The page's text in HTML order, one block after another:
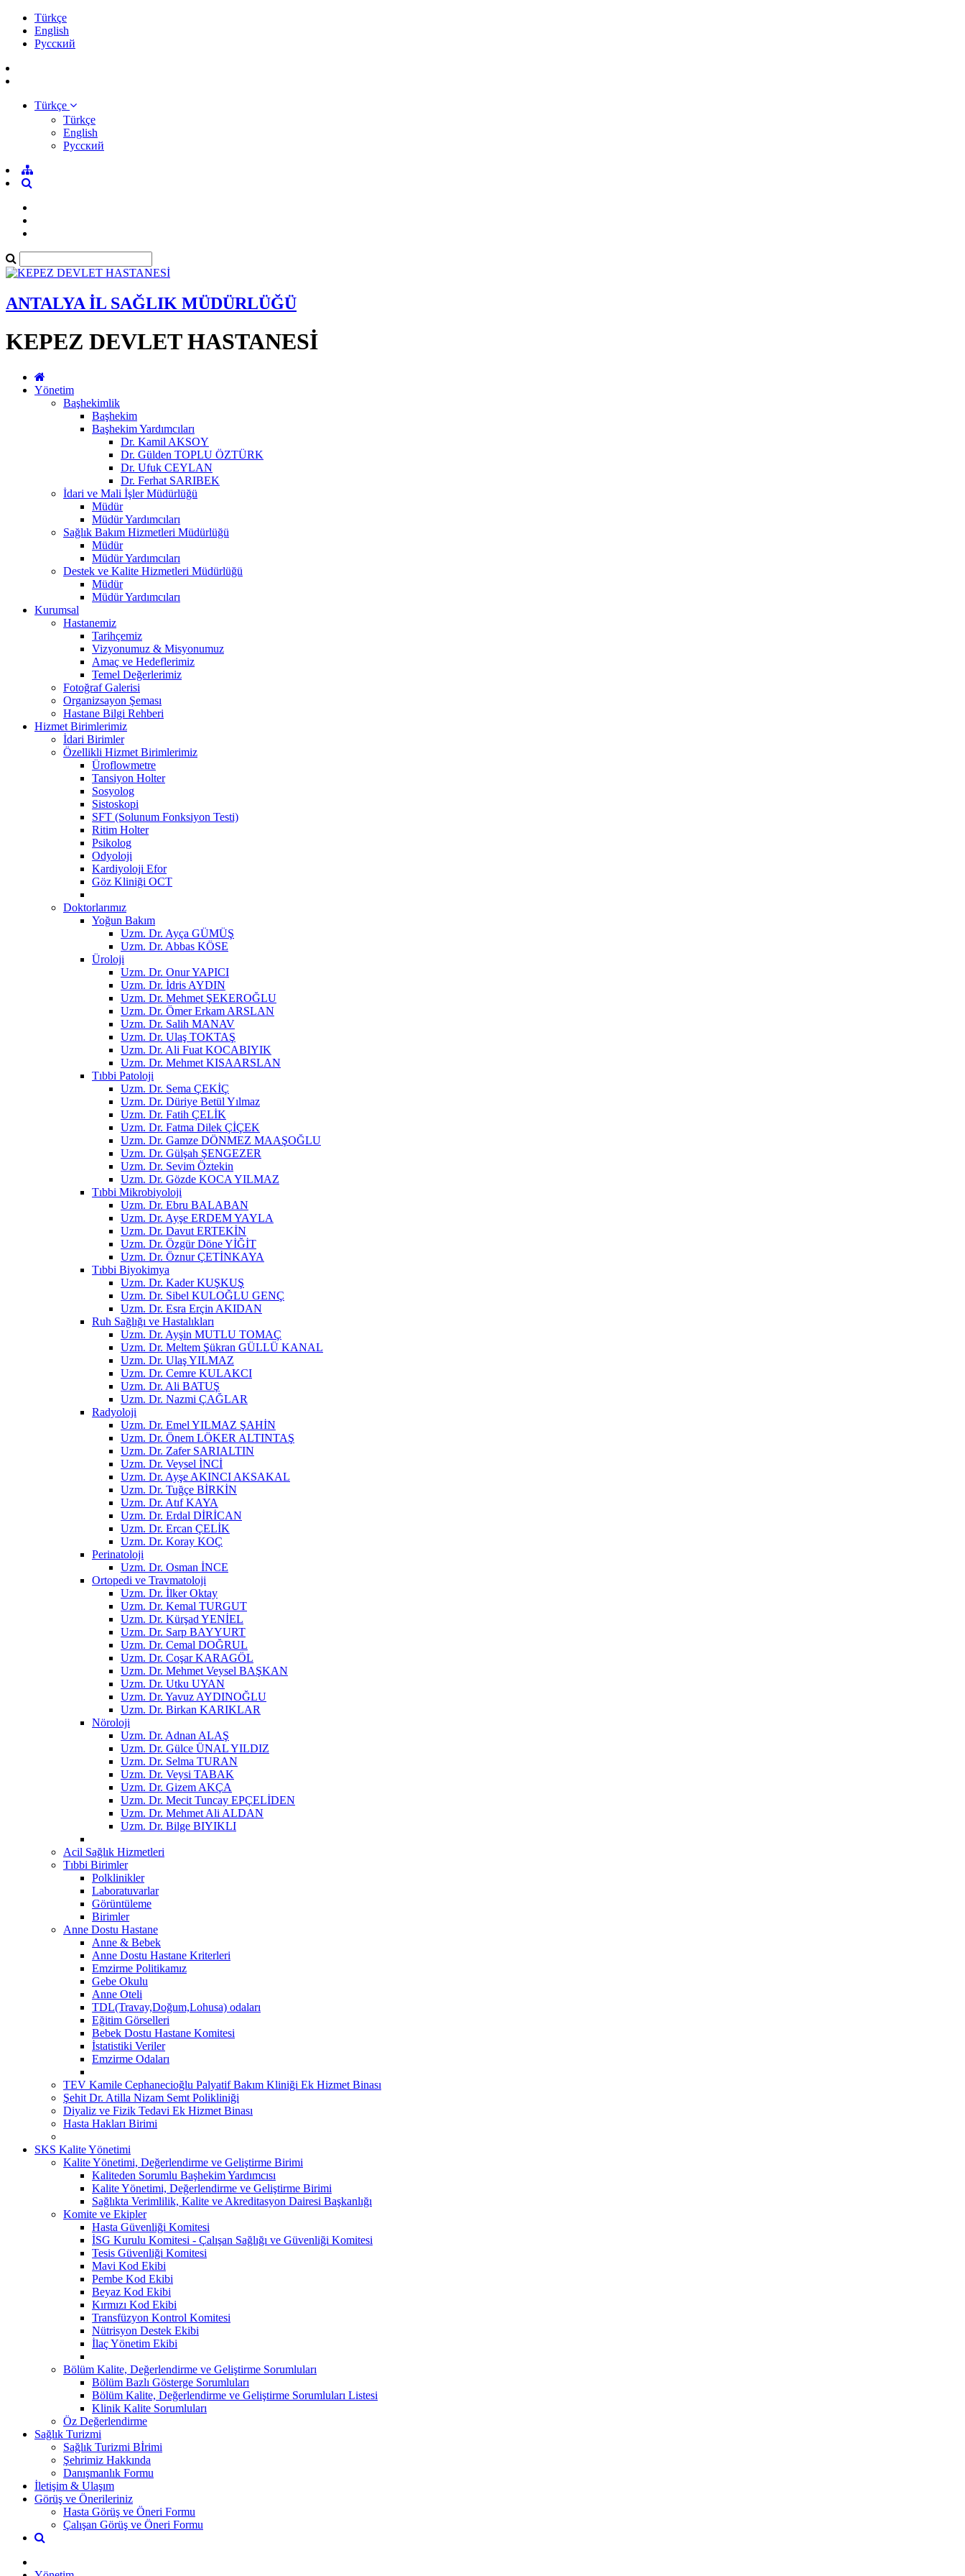
Türkçe
English
Pусский
Türkçe
Türkçe
English
Pусский
ANTALYA İL SAĞLIK MÜDÜRLÜĞÜ
KEPEZ DEVLET HASTANESİ
Yönetim
Başhekimlik
Başhekim
Başhekim Yardımcıları
Dr. Kamil AKSOY
Dr. Gülden TOPLU ÖZTÜRK
Dr. Ufuk CEYLAN
Dr. Ferhat SARIBEK
İdari ve Mali İşler Müdürlüğü
Müdür
Müdür Yardımcıları
Sağlık Bakım Hizmetleri Müdürlüğü
Müdür
Müdür Yardımcıları
Destek ve Kalite Hizmetleri Müdürlüğü
Müdür
Müdür Yardımcıları
Kurumsal
Hastanemiz
Tarihçemiz
Vizyonumuz & Misyonumuz
Amaç ve Hedeflerimiz
Temel Değerlerimiz
Fotoğraf Galerisi
Organizsayon Şeması
Hastane Bilgi Rehberi
Hizmet Birimlerimiz
İdari Birimler
Özellikli Hizmet Birimlerimiz
Üroflowmetre
Tansiyon Holter
Sosyolog
Sistoskopi
SFT (Solunum Fonksiyon Testi)
Ritim Holter
Psikolog
Odyoloji
Kardiyoloji Efor
Göz Kliniği OCT
Doktorlarımız
Yoğun Bakım
Uzm. Dr. Ayça GÜMÜŞ
Uzm. Dr. Abbas KÖSE
Üroloji
Uzm. Dr. Onur YAPICI
Uzm. Dr. İdris AYDIN
Uzm. Dr. Mehmet ŞEKEROĞLU
Uzm. Dr. Ömer Erkam ARSLAN
Uzm. Dr. Salih MANAV
Uzm. Dr. Ulaş TOKTAŞ
Uzm. Dr. Ali Fuat KOCABIYIK
Uzm. Dr. Mehmet KISAARSLAN
Tıbbi Patoloji
Uzm. Dr. Sema ÇEKİÇ
Uzm. Dr. Düriye Betül Yılmaz
Uzm. Dr. Fatih ÇELİK
Uzm. Dr. Fatma Dilek ÇİÇEK
Uzm. Dr. Gamze DÖNMEZ MAAŞOĞLU
Uzm. Dr. Gülşah ŞENGEZER
Uzm. Dr. Sevim Öztekin
Uzm. Dr. Gözde KOCA YILMAZ
Tıbbi Mikrobiyoloji
Uzm. Dr. Ebru BALABAN
Uzm. Dr. Ayşe ERDEM YAYLA
Uzm. Dr. Davut ERTEKİN
Uzm. Dr. Özgür Döne YİĞİT
Uzm. Dr. Öznur ÇETİNKAYA
Tıbbi Biyokimya
Uzm. Dr. Kader KUŞKUŞ
Uzm. Dr. Sibel KULOĞLU GENÇ
Uzm. Dr. Esra Erçin AKIDAN
Ruh Sağlığı ve Hastalıkları
Uzm. Dr. Ayşin MUTLU TOMAÇ
Uzm. Dr. Meltem Şükran GÜLLÜ KANAL
Uzm. Dr. Ulaş YILMAZ
Uzm. Dr. Cemre KULAKCI
Uzm. Dr. Ali BATUŞ
Uzm. Dr. Nazmi ÇAĞLAR
Radyoloji
Uzm. Dr. Emel YILMAZ ŞAHİN
Uzm. Dr. Önem LÖKER ALTINTAŞ
Uzm. Dr. Zafer SARIALTIN
Uzm. Dr. Veysel İNCİ
Uzm. Dr. Ayşe AKINCI AKSAKAL
Uzm. Dr. Tuğçe BİRKİN
Uzm. Dr. Atıf KAYA
Uzm. Dr. Erdal DİRİCAN
Uzm. Dr. Ercan ÇELİK
Uzm. Dr. Koray KOÇ
Perinatoloji
Uzm. Dr. Osman İNCE
Ortopedi ve Travmatoloji
Uzm. Dr. İlker Oktay
Uzm. Dr. Kemal TURGUT
Uzm. Dr. Kürşad YENİEL
Uzm. Dr. Sarp BAYYURT
Uzm. Dr. Cemal DOĞRUL
Uzm. Dr. Coşar KARAGÖL
Uzm. Dr. Mehmet Veysel BAŞKAN
Uzm. Dr. Utku UYAN
Uzm. Dr. Yavuz AYDINOĞLU
Uzm. Dr. Birkan KARIKLAR
Nöroloji
Uzm. Dr. Adnan ALAŞ
Uzm. Dr. Gülce ÜNAL YILDIZ
Uzm. Dr. Selma TURAN
Uzm. Dr. Veysi TABAK
Uzm. Dr. Gizem AKÇA
Uzm. Dr. Mecit Tuncay EPÇELİDEN
Uzm. Dr. Mehmet Ali ALDAN
Uzm. Dr. Bilge BIYIKLI
Acil Sağlık Hizmetleri
Tıbbi Birimler
Polklinikler
Laboratuvarlar
Görüntüleme
Birimler
Anne Dostu Hastane
Anne & Bebek
Anne Dostu Hastane Kriterleri
Emzirme Politikamız
Gebe Okulu
Anne Oteli
TDL(Travay,Doğum,Lohusa) odaları
Eğitim Görselleri
Bebek Dostu Hastane Komitesi
İstatistiki Veriler
Emzirme Odaları
TEV Kamile Cephanecioğlu Palyatif Bakım Kliniği Ek Hizmet Binası
Şehit Dr. Atilla Nizam Semt Polikliniği
Diyaliz ve Fizik Tedavi Ek Hizmet Binası
Hasta Hakları Birimi
SKS Kalite Yönetimi
Kalite Yönetimi, Değerlendirme ve Geliştirme Birimi
Kaliteden Sorumlu Başhekim Yardımcısı
Kalite Yönetimi, Değerlendirme ve Geliştirme Birimi
Sağlıkta Verimlilik, Kalite ve Akreditasyon Dairesi Başkanlığı
Komite ve Ekipler
Hasta Güvenliği Komitesi
İSG Kurulu Komitesi - Çalışan Sağlığı ve Güvenliği Komitesi
Tesis Güvenliği Komitesi
Mavi Kod Ekibi
Pembe Kod Ekibi
Beyaz Kod Ekibi
Kırmızı Kod Ekibi
Transfüzyon Kontrol Komitesi
Nütrisyon Destek Ekibi
İlaç Yönetim Ekibi
Bölüm Kalite, Değerlendirme ve Geliştirme Sorumluları
Bölüm Bazlı Gösterge Sorumluları
Bölüm Kalite, Değerlendirme ve Geliştirme Sorumluları Listesi
Klinik Kalite Sorumluları
Öz Değerlendirme
Sağlık Turizmi
Sağlık Turizmi Bİrimi
Şehrimiz Hakkında
Danışmanlık Formu
İletişim & Ulaşım
Görüş ve Önerileriniz
Hasta Görüş ve Öneri Formu
Çalışan Görüş ve Öneri Formu